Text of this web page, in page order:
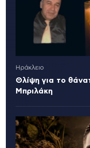
Ηράκλειο
Θλίψη για το
Μπριλάκη